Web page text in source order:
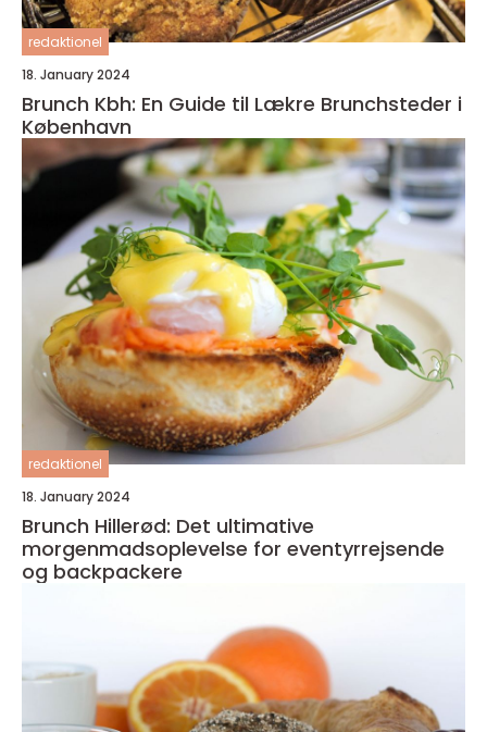
redaktionel
18. January 2024
Brunch Kbh: En Guide til Lækre Brunchsteder i
København
redaktionel
18. January 2024
Brunch Hillerød: Det ultimative
morgenmadsoplevelse for eventyrrejsende
og backpackere